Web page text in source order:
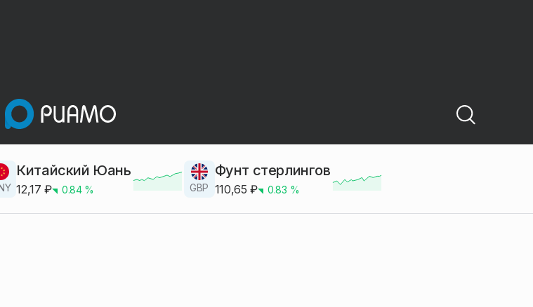
Китайский Юань
12,17 ₽ 0.84% GBP
Фунт стерлингов
110,65 ₽ 0.83 %